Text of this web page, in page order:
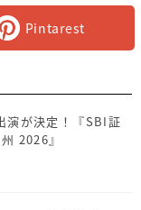
Pintarest
演が決定！『SBI証
2026』